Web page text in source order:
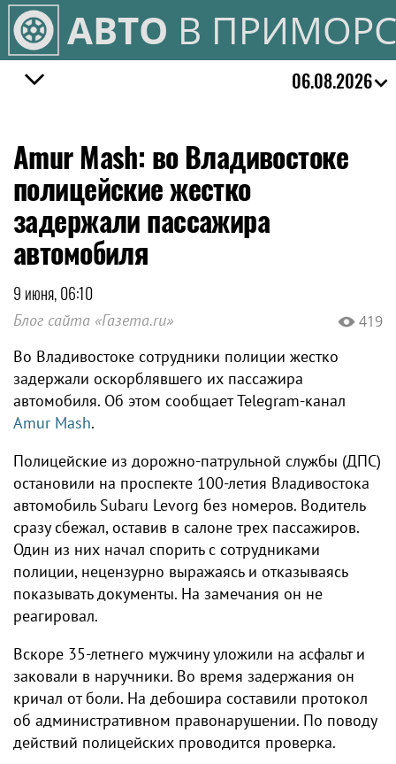
АВТО В
06.08.2026
Amur Mash: во Владивостоке
полицейские жестко
задержали пассажира
автомобиля
9 июня, 06:10
Блог сайта «Газета.ru» 419
Во Владивостоке сотрудники полиции жестко
задержали оскорблявшего их пассажира
автомобиля. Об этом сообщает Telegram-канал
Amur Mash.
Полицейские из дорожно-патрульной службы (ДПС)
остановили на проспекте 100-летия Владивостока
автомобиль Subaru Levorg без номеров. Водитель
сразу сбежал, оставив в салоне трех пассажиров.
Один из них начал спорить с сотрудниками
полиции, нецензурно выражаясь и отказываясь
показывать документы. На замечания он не
реагировал.
Вскоре 35-летнего мужчину уложили на асфальт и
заковали в наручники. Во время задержания он
кричал от боли. На дебошира составили протокол
об административном правонарушении. По поводу
действий полицейских проводится проверка.